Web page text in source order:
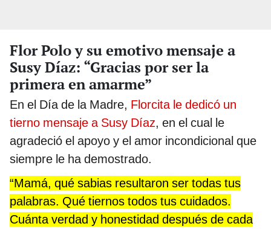
Flor Polo y su emotivo mensaje a
Susy Díaz: “Gracias por ser la
primera en amarme”
En el Día de la Madre, Florcita le dedicó un
tierno mensaje a Susy Díaz, en el cual le
agradeció el apoyo y el amor incondicional que
siempre le ha demostrado.
“Mamá, qué sabias resultaron ser todas tus
palabras. Qué tiernos todos tus cuidados.
Cuánta verdad y honestidad después de cada